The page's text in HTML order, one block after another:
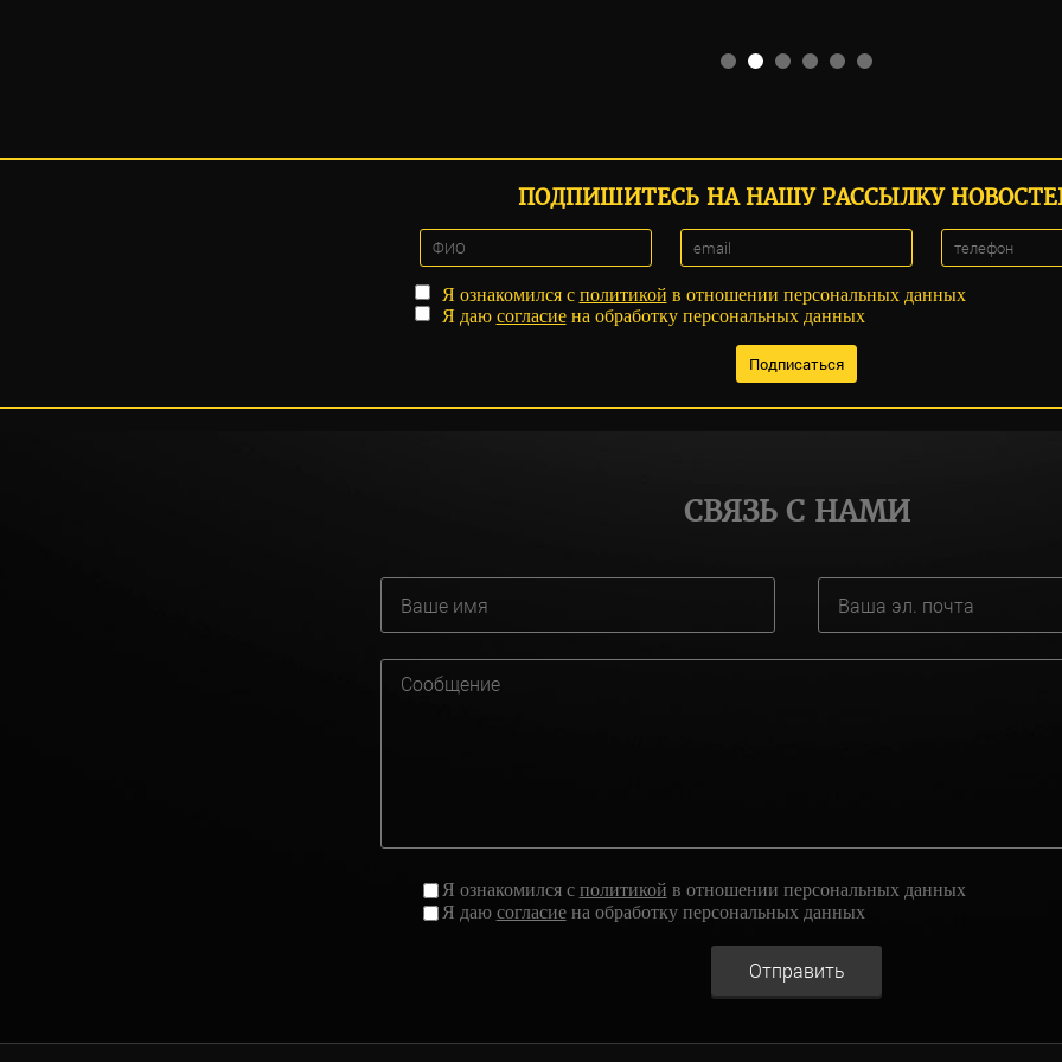
ПОДПИШИТЕСЬ НА НАШУ РАССЫЛКУ
Я ознакомился с политикой в отношении персональных данных
Я даю согласиена обработку персональных данных
СВЯЗЬ С НАМИ
Я ознакомился с политикой в отношении персональных данных
Я даю согласиена обработку персональных данных
Отправить